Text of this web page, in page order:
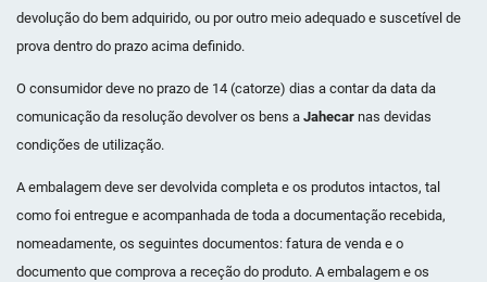
devolução do bem adquirido, ou por outro meio adequado e suscetível de
prova dentro do prazo acima definido.
O consumidor deve no prazo de 14 (catorze) dias a contar da data da
comunicação da resolução devolver os bens a Jahecarnas devidas
condições de utilização.
A embalagem deve ser devolvida completa e os produtos intactos, tal
como foi entregue e acompanhada de toda a documentação recebida,
nomeadamente, os seguintes documentos: fatura de venda e o
documento que comprova a receção do produto. A embalagem e os